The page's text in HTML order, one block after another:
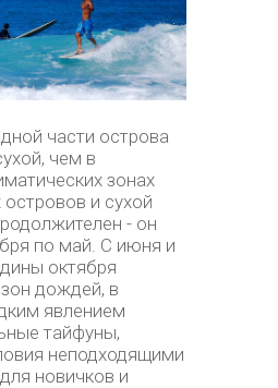
части острова
чем в
зонах
и сухой
- он
по май. С июня и
октября
дождей, в
явлением
тайфуны,
неподходящими
новичков и